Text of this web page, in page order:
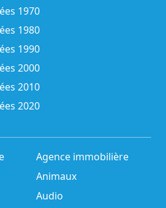
1970
1980
1990
2000
2010
2020
Agence immobilière
Animaux
Audio